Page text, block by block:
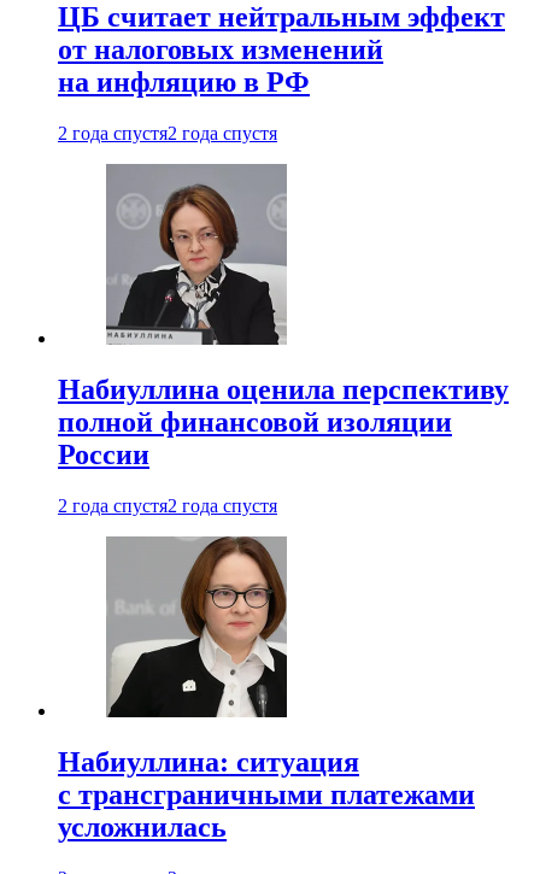
ЦБ считает нейтральным эффект
от налоговых изменений
на инфляцию в РФ
2 года спустя2 года спустя
Набиуллина оценила перспективу
полной финансовой изоляции
России
2 года спустя2 года спустя
Набиуллина: ситуация
с трансграничными платежами
усложнилась